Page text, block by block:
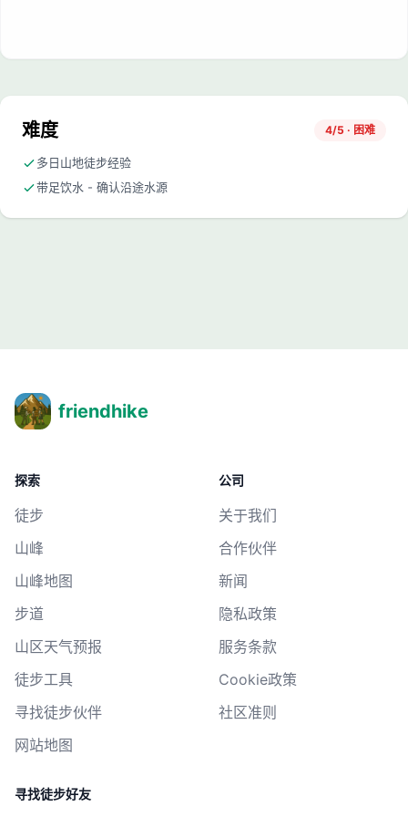
难度 4/5 · 困难
多日山地徒步经验
带足饮水 - 确认沿途水源
friendhike
探索
徒步
山峰
山峰地图
步道
山区天气预报
徒步工具
寻找徒步伙伴
网站地图
公司
关于我们
合作伙伴
新闻
隐私政策
服务条款
Cookie政策
社区准则
寻找徒步好友